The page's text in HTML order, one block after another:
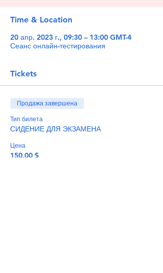
Time & Location
20 апр. 2023 г., 09:30 – 13:00 GMT-4
Сеанс онлайн-тестирования
Tickets
Продажа завершена
Тип билета
СИДЕНИЕ ДЛЯ ЭКЗАМЕНА
Цена
150,00 $